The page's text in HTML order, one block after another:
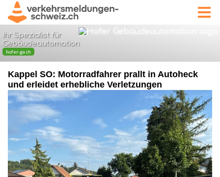
Kappel SO: Motorradfahrer prallt in Autoheck
und erleidet erhebliche Verletzungen